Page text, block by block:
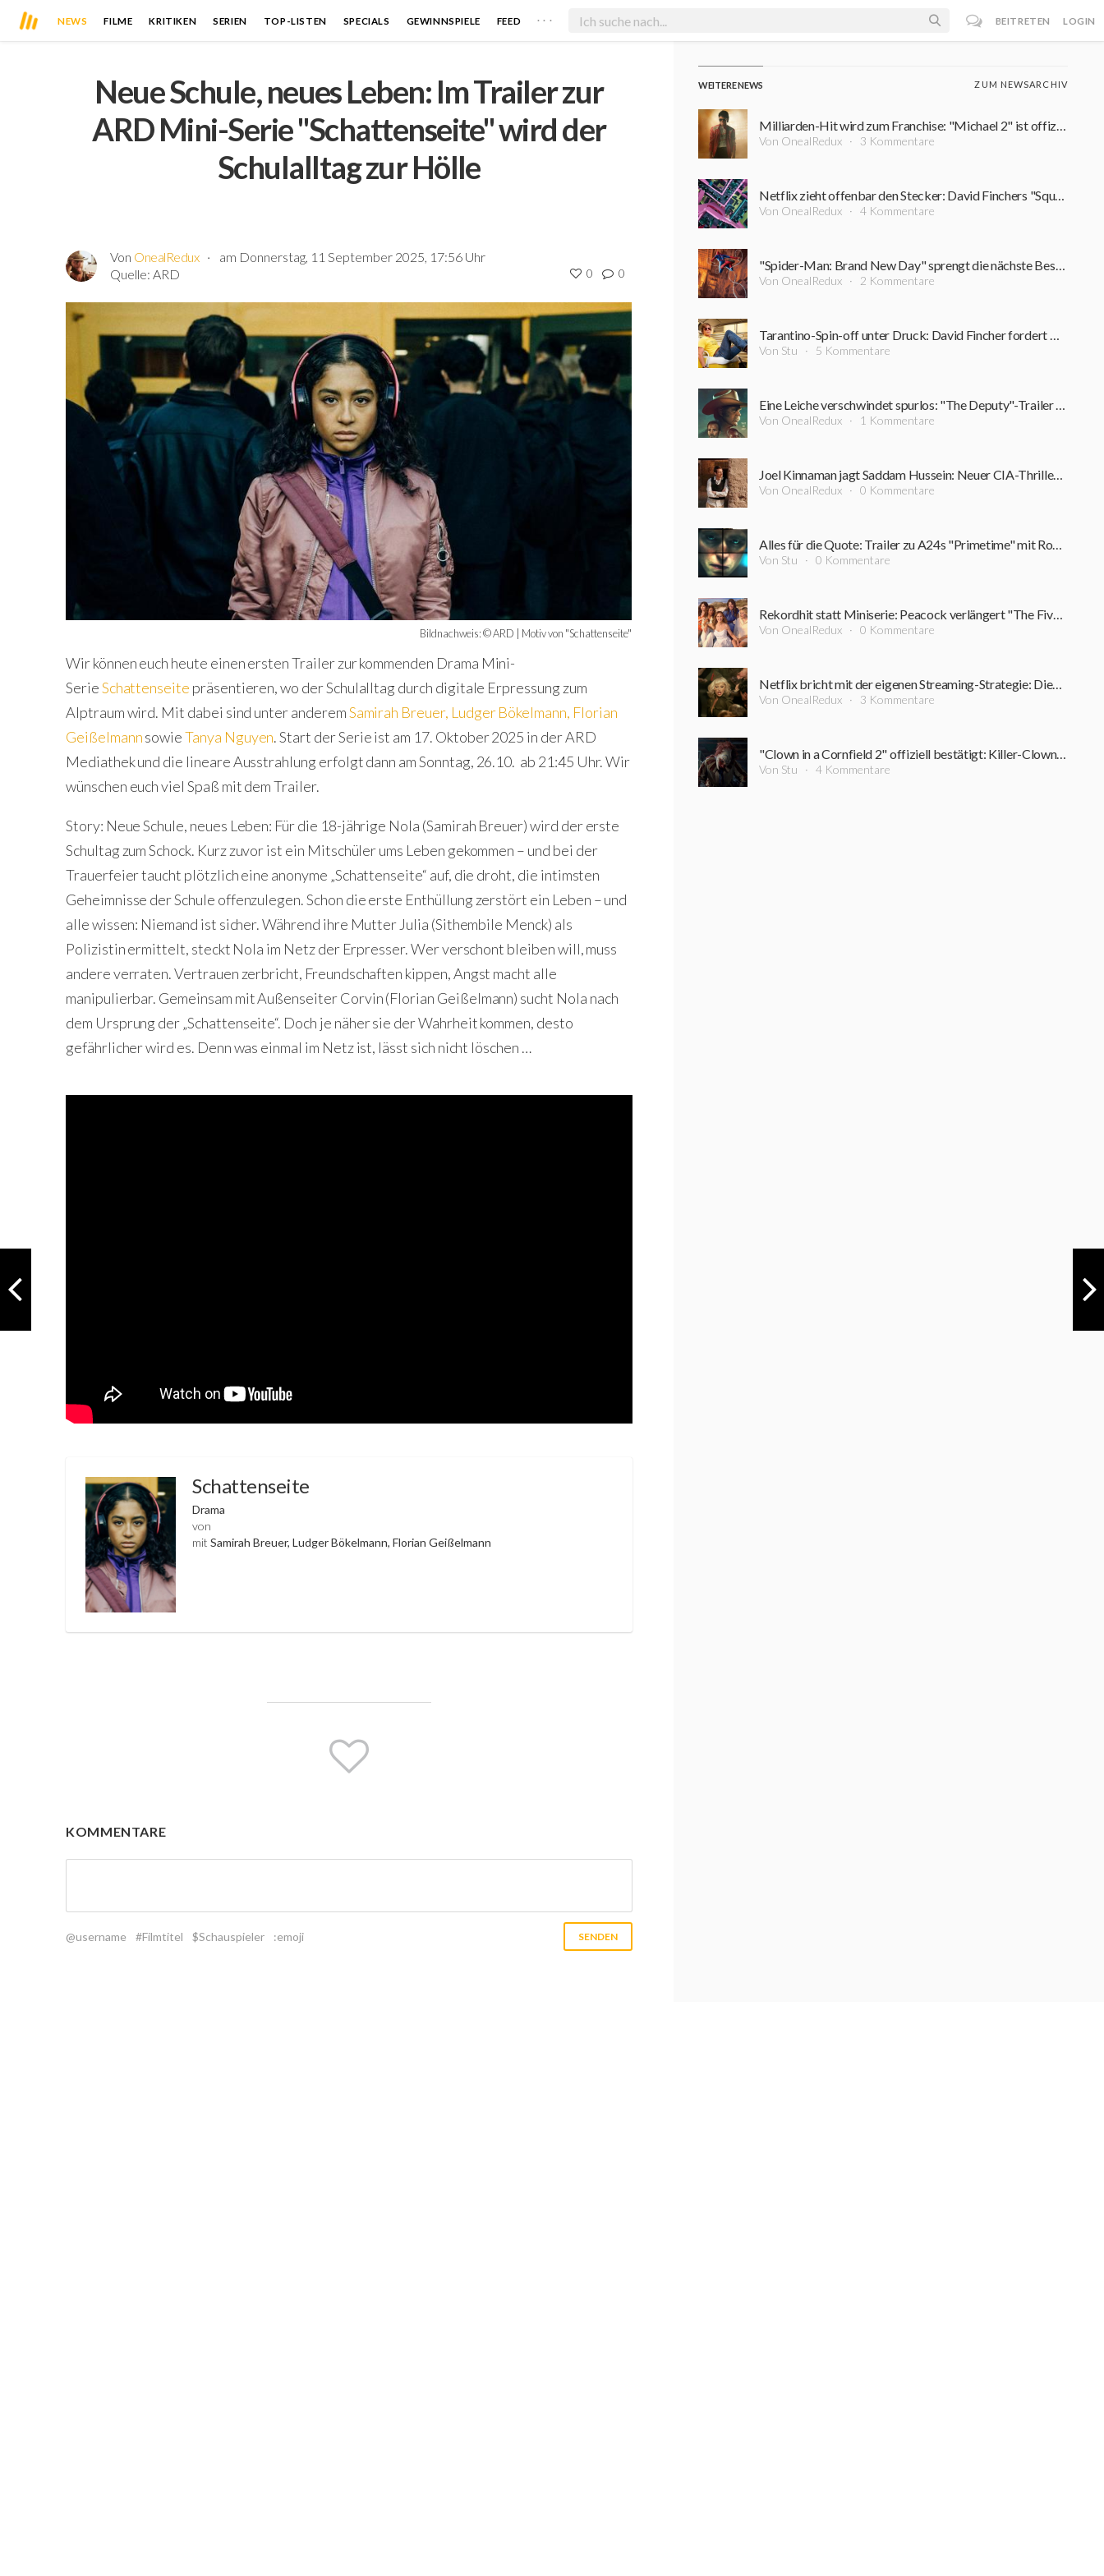
NEWS FILME KRITIKEN SERIEN TOP-LISTEN SPECIALS GEWINNSPIELE FEED . . . BEITRETEN LOGIN
Neue Schule, neues Leben: Im Trailer zur
ARD Mini-Serie "Schattenseite" wird der
Schulalltag zur Hölle
Von OnealRedux
am Donnerstag, 11 September 2025, 17:56 Uhr
Quelle: ARD 0 0
Bildnachweis: © ARD | Motiv von "Schattenseite"
Wir können euch heute einen ersten Trailer zur kommenden Drama Mini-
SerieSchattenseite präsentieren, wo der Schulalltag durch digitale Erpressung zum
Alptraum wird. Mit dabei sind unter anderemSamirah Breuer, Ludger Bökelmann, Florian
GeißelmannsowieTanya Nguyen. Start der Serie ist am 17. Oktober 2025 in der ARD
Mediathek und die lineare Ausstrahlung erfolgt dann am Sonntag, 26.10. ab 21:45 Uhr. Wir
wünschen euch viel Spaß mit dem Trailer.
Story: Neue Schule, neues Leben: Für die 18-jährige Nola (Samirah Breuer) wird der erste
Schultag zum Schock. Kurz zuvor ist ein Mitschüler ums Leben gekommen – und bei der
Trauerfeier taucht plötzlich eine anonyme „Schattenseite“ auf, die droht, die intimsten
Geheimnisse der Schule offenzulegen. Schon die erste Enthüllung zerstört ein Leben – und
alle wissen: Niemand ist sicher. Während ihre Mutter Julia (Sithembile Menck) als
Polizistin ermittelt, steckt Nola im Netz der Erpresser. Wer verschont bleiben will, muss
andere verraten. Vertrauen zerbricht, Freundschaften kippen, Angst macht alle
manipulierbar. Gemeinsam mit Außenseiter Corvin (Florian Geißelmann) sucht Nola nach
dem Ursprung der „Schattenseite“. Doch je näher sie der Wahrheit kommen, desto
gefährlicher wird es. Denn was einmal im Netz ist, lässt sich nicht löschen …
Schattenseite
Drama
von
mit Samirah Breuer, Ludger Bökelmann, Florian Geißelmann
KOMMENTARE
@username #Filmtitel $Schauspieler :emoji
WEITERE NEWS ZUM NEWSARCHIV
Milliarden-Hit wird zum Franchise: "Michael 2" ist offiziell in Arbeit – erster Zeitplan steht
Von OnealRedux 3 Kommentare
Netflix zieht offenbar den Stecker: David Finchers "Squid Game"-Projekt steht vor dem Aus
Von OnealRedux 4 Kommentare
"Spider-Man: Brand New Day" sprengt die nächste Bestmarke: Diesen Kino-Rekord schaffte zuvor kein Film
Von OnealRedux 2 Kommentare
Tarantino-Spin-off unter Druck: David Fincher fordert Nachdrehs für 200-Millionen-Dollar-Film
Von Stu 5 Kommentare
Eine Leiche verschwindet spurlos: "The Deputy"-Trailer führt in einen Sumpf aus Korruption und Verbrechen
Von OnealRedux 1 Kommentare
Joel Kinnaman jagt Saddam Hussein: Neuer CIA-Thriller startet bereits im September
Von OnealRedux 0 Kommentare
Alles für die Quote: Trailer zu A24s "Primetime" mit Robert Pattinson ist online
Von Stu 0 Kommentare
Rekordhit statt Miniserie: Peacock verlängert "The Five-Star Weekend" überraschend um Staffel 2
Von OnealRedux 0 Kommentare
Netflix bricht mit der eigenen Streaming-Strategie: Dieser Film bleibt rekordverdächtig lange im Kino
Von OnealRedux 3 Kommentare
"Clown in a Cornfield 2" offiziell bestätigt: Killer-Clown kehrt zurück
Von Stu 4 Kommentare